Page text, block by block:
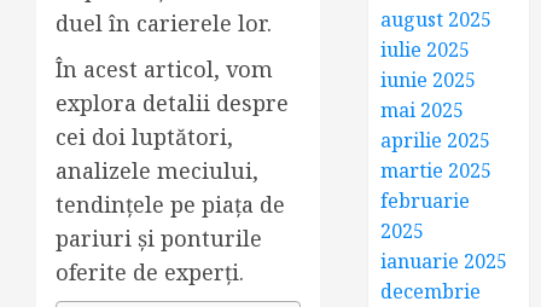
duel în carierele lor.
În acest articol, vom
explora detalii despre
cei doi luptători,
analizele meciului,
tendințele pe piața de
pariuri și ponturile
oferite de experți.
august 2025
iulie 2025
iunie 2025
mai 2025
aprilie 2025
martie 2025
februarie
2025
ianuarie 2025
decembrie